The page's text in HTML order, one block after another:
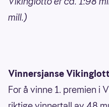
mill.)
Vinnersjanse
For å vinne 1. premien i